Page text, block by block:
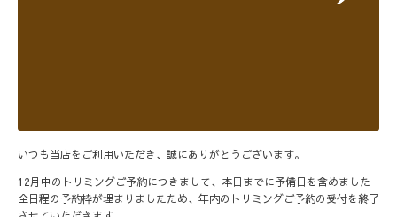
いつも当店をご利用いただき、誠にありがとうございます。
12月中のトリミングご予約につきまして、本日までに予備日を含めました
全日程の予約枠が埋まりましたため、年内のトリミングご予約の受付を終了